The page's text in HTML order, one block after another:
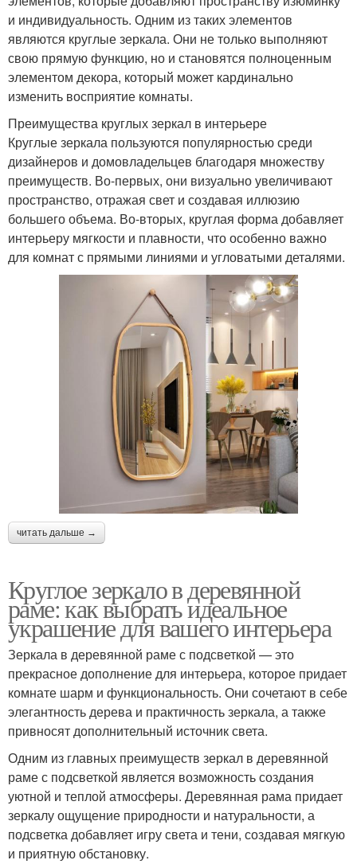
и индивидуальность. Одним из таких элементов
являются круглые зеркала. Они не только выполняют
свою прямую функцию, но и становятся полноценным
элементом декора, который может кардинально
изменить восприятие комнаты.
Преимущества круглых зеркал в интерьере
Круглые зеркала пользуются популярностью среди
дизайнеров и домовладельцев благодаря множеству
преимуществ. Во-первых, они визуально увеличивают
пространство, отражая свет и создавая иллюзию
большего объема. Во-вторых, круглая форма добавляет
интерьеру мягкости и плавности, что особенно важно
для комнат с прямыми линиями и угловатыми деталями.
читать дальше →
Круглое зеркало в деревянной
раме: как выбрать идеальное
украшение для вашего интерьера
Зеркала в деревянной раме с подсветкой — это
прекрасное дополнение для интерьера, которое придает
комнате шарм и функциональность. Они сочетают в себе
элегантность дерева и практичность зеркала, а также
привносят дополнительный источник света.
Одним из главных преимуществ зеркал в деревянной
раме с подсветкой является возможность создания
уютной и теплой атмосферы. Деревянная рама придает
зеркалу ощущение природности и натуральности, а
подсветка добавляет игру света и тени, создавая мягкую
и приятную обстановку.